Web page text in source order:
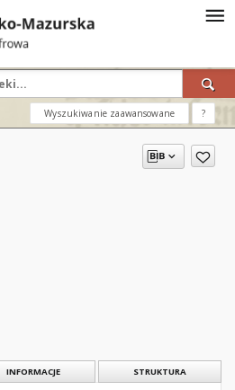
Wyszukiwanie zaawansowane ?
INFORMACJE STRUKTURA